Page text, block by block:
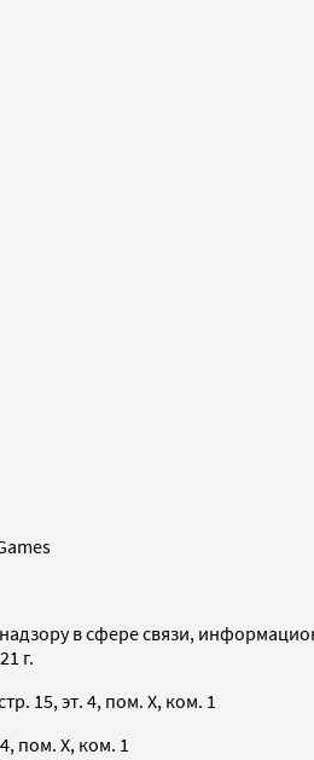
в сфере связи,
г.
15, эт. 4, пом. X, ком. 1
пом. X, ком. 1